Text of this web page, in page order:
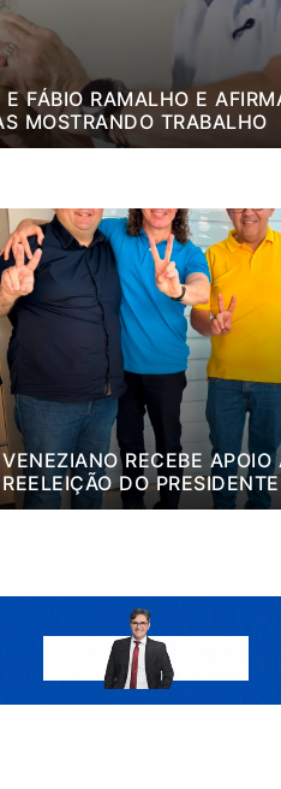
FÁBIO RAMALHO E
MOSTRANDO TRABALHO
VENEZIANO RECEBE APOIO
REELEIÇÃO DO
VEREADORES DE SÃO